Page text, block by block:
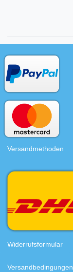
Versandmethoden
Widerrufsformular
Versandbedingungen